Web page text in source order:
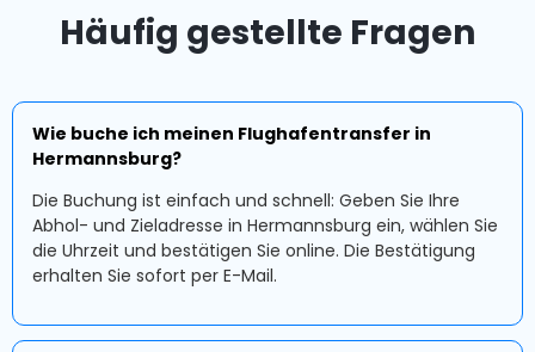
Häufig gestellte Fragen
Wie buche ich meinen Flughafentransfer in
Hermannsburg?
Die Buchung ist einfach und schnell: Geben Sie Ihre
Abhol- und Zieladresse in Hermannsburg ein, wählen Sie
die Uhrzeit und bestätigen Sie online. Die Bestätigung
erhalten Sie sofort per E-Mail.